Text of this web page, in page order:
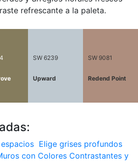
refrescante a la paleta.
SW 6239
Upward
SW 9081
Redend Point
Elige grises profundos
con Colores Contrastantes y